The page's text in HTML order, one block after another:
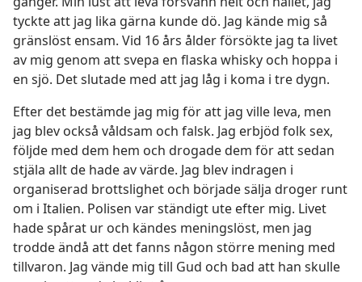
tyckte att jag lika gärna kunde dö. Jag kände mig så
gränslöst ensam. Vid 16 års ålder försökte jag ta livet
av mig genom att svepa en flaska whisky och hoppa i
en sjö. Det slutade med att jag låg i koma i tre dygn.
Efter det bestämde jag mig för att jag ville leva, men
jag blev också våldsam och falsk. Jag erbjöd folk sex,
följde med dem hem och drogade dem för att sedan
stjäla allt de hade av värde. Jag blev indragen i
organiserad brottslighet och började sälja droger runt
om i Italien. Polisen var ständigt ute efter mig. Livet
hade spårat ur och kändes meningslöst, men jag
trodde ändå att det fanns någon större mening med
tillvaron. Jag vände mig till Gud och bad att han skulle